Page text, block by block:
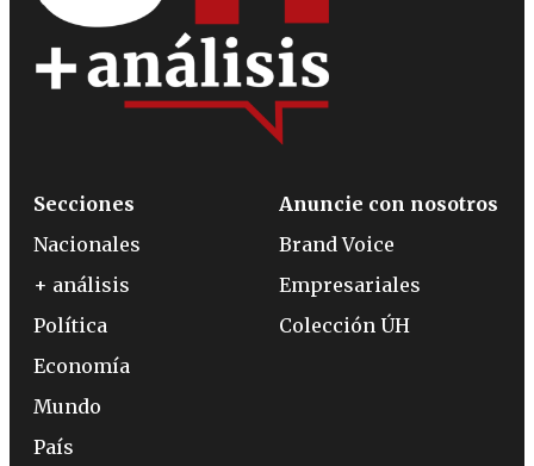
Secciones
Nacionales
+ análisis
Política
Economía
Mundo
País
Anuncie con nosotros
Brand Voice
Empresariales
Colección ÚH